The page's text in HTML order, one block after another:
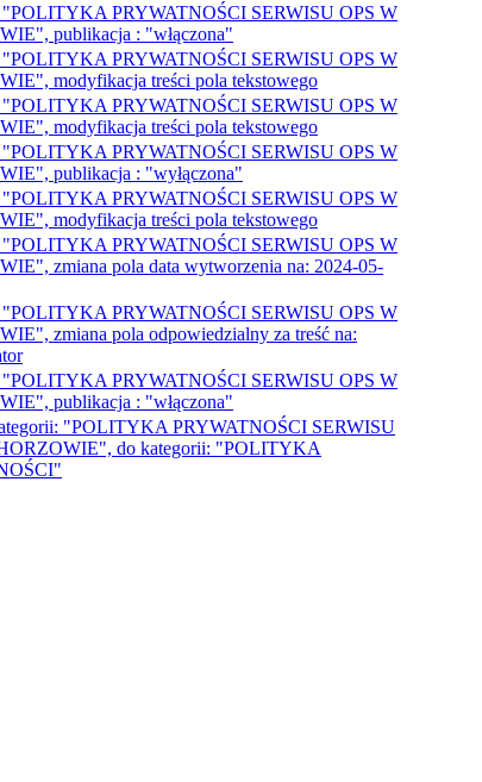
"POLITYKA PRYWATNOŚCI SERWISU OPS W
publikacja : "włączona"
"POLITYKA PRYWATNOŚCI SERWISU OPS W
modyfikacja treści pola tekstowego
"POLITYKA PRYWATNOŚCI SERWISU OPS W
modyfikacja treści pola tekstowego
"POLITYKA PRYWATNOŚCI SERWISU OPS W
publikacja : "wyłączona"
"POLITYKA PRYWATNOŚCI SERWISU OPS W
modyfikacja treści pola tekstowego
"POLITYKA PRYWATNOŚCI SERWISU OPS W
zmiana pola data wytworzenia na: 2024-05-
"POLITYKA PRYWATNOŚCI SERWISU OPS W
zmiana pola odpowiedzialny za treść na:
"POLITYKA PRYWATNOŚCI SERWISU OPS W
publikacja : "włączona"
"POLITYKA PRYWATNOŚCI SERWISU
do kategorii: "POLITYKA